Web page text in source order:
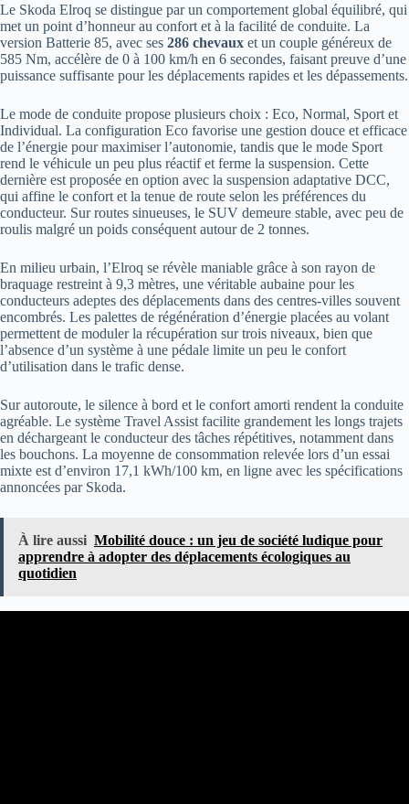
Le Skoda Elroq se distingue par un comportement global équilibré, qui
met un point d’honneur au confort et à la facilité de conduite. La
version Batterie 85, avec ses 286 chevaux et un couple généreux de
585 Nm, accélère de 0 à 100 km/h en 6 secondes, faisant preuve d’une
puissance suffisante pour les déplacements rapides et les dépassements.
Le mode de conduite propose plusieurs choix : Eco, Normal, Sport et
Individual. La configuration Eco favorise une gestion douce et efficace
de l’énergie pour maximiser l’autonomie, tandis que le mode Sport
rend le véhicule un peu plus réactif et ferme la suspension. Cette
dernière est proposée en option avec la suspension adaptative DCC,
qui affine le confort et la tenue de route selon les préférences du
conducteur. Sur routes sinueuses, le SUV demeure stable, avec peu de
roulis malgré un poids conséquent autour de 2 tonnes.
En milieu urbain, l’Elroq se révèle maniable grâce à son rayon de
braquage restreint à 9,3 mètres, une véritable aubaine pour les
conducteurs adeptes des déplacements dans des centres-villes souvent
encombrés. Les palettes de régénération d’énergie placées au volant
permettent de moduler la récupération sur trois niveaux, bien que
l’absence d’un système à une pédale limite un peu le confort
d’utilisation dans le trafic dense.
Sur autoroute, le silence à bord et le confort amorti rendent la conduite
agréable. Le système Travel Assist facilite grandement les longs trajets
en déchargeant le conducteur des tâches répétitives, notamment dans
les bouchons. La moyenne de consommation relevée lors d’un essai
mixte est d’environ 17,1 kWh/100 km, en ligne avec les spécifications
annoncées par Skoda.
À lire aussi Mobilité douce : un jeu de société ludique pour
apprendre à adopter des déplacements écologiques au
quotidien